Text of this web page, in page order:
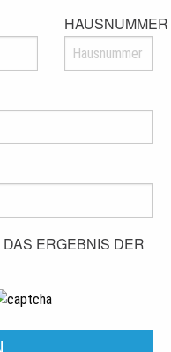
HAUSNUMMER
ERGEBNIS DER